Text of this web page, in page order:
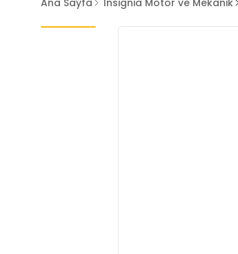
Ana Sayfa Insignia Motor ve Mekanik